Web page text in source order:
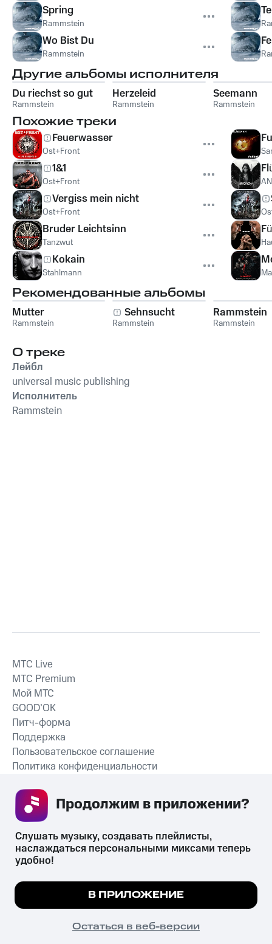
Spring
Rammstein
Wo Bist Du
Rammstein
Другие альбомы исполнителя
Du riechst so gut
Rammstein
Herzeleid
Rammstein
Seemann
Rammstein
Похожие треки
Feuerwasser
Ost+Front
1&1
Ost+Front
Vergiss mein nicht
Ost+Front
Bruder Leichtsinn
Tanzwut
Kokain
Stahlmann
Рекомендованные альбомы
Mutter
Rammstein
Sehnsucht
Rammstein
Rammstein
Rammstein
О треке
Лейбл
universal music publishing
Исполнитель
Rammstein
СКАЧАТЬ ПРИЛОЖЕНИЕ
MTС Live
MTС Premium
Мой МТС
GOOD’OK
Питч-форма
Поддержка
Пользовательское соглашение
Политика конфиденциальности
психотропных веществ, их аналогов причиняет вред здоровью,
их незаконный оборот запрещён и влечёт установленную
законодательством ответственность.
© 2026 ООО «КИОН».
Все права защищены
Мы используем куки, чтобы на сайте все
Подробнее
ПОНЯТНО
Слушать музыку, создавать плейлисты,
наслаждаться персональными миксами теперь
удобно!
В ПРИЛОЖЕНИЕ
Остаться в веб-версии